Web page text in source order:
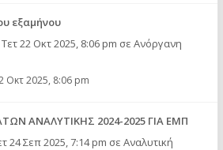
εξαμήνου
Τετ 22 Οκτ 2025, 8:06 pm σε Ανόργανη
Οκτ 2025, 8:06 pm
ΑΝΑΛΥΤΙΚΗΣ 2024-2025 ΓΙΑ ΕΜΠ
24 Σεπ 2025, 7:14 pm σε Αναλυτική